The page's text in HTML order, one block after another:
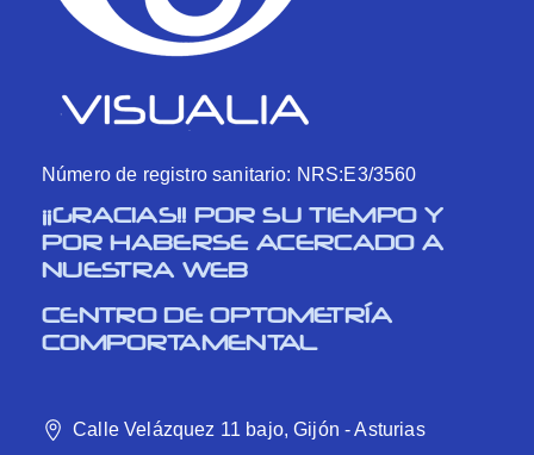
Número de registro sanitario: NRS:E3/3560
¡¡GRACIAS!! POR SU TIEMPO Y
POR HABERSE ACERCADO A
NUESTRA WEB
CENTRO DE OPTOMETRÍA
COMPORTAMENTAL
Calle Velázquez 11 bajo, Gijón - Asturias